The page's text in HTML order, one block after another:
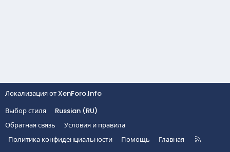
Локализация от XenForo.Info
Выбор стиля
Russian (RU)
Обратная связь
Условия и правила
Политика конфиденциальности
Помощь Главная
R